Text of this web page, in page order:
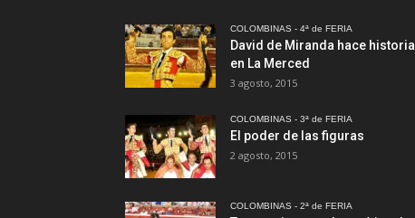
COLOMBINAS - 4ª de FERIA
David de Miranda hace historia
en La Merced
3 agosto, 2015
COLOMBINAS - 3ª de FERIA
El poder de las figuras
2 agosto, 2015
COLOMBINAS - 2ª de FERIA